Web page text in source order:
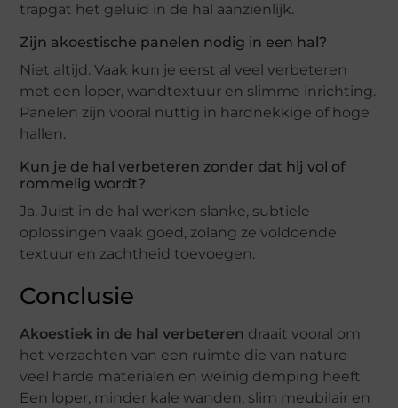
trapgat het geluid in de hal aanzienlijk.
Zijn akoestische panelen nodig in een hal?
Niet altijd. Vaak kun je eerst al veel verbeteren
met een loper, wandtextuur en slimme inrichting.
Panelen zijn vooral nuttig in hardnekkige of hoge
hallen.
Kun je de hal verbeteren zonder dat hij vol of
rommelig wordt?
Ja. Juist in de hal werken slanke, subtiele
oplossingen vaak goed, zolang ze voldoende
textuur en zachtheid toevoegen.
Conclusie
Akoestiek in de hal verbeteren draait vooral om
het verzachten van een ruimte die van nature
veel harde materialen en weinig demping heeft.
Een loper, minder kale wanden, slim meubilair en